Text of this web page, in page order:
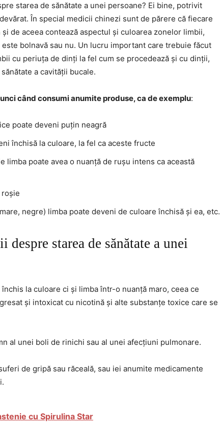
starea de sănătate a unei persoane? Ei bine, potrivit
În special medicii chinezi sunt de părere că fiecare
de aceea contează aspectul și culoarea zonelor limbii,
bolnavă sau nu. Un lucru important care trebuie făcut
cu periuța de dinți la fel cum se procedează și cu dinții,
a cavității bucale.
când consumi anumite produse, ca de exemplu:
poate deveni puțin neagră
închisă la culoare, la fel ca aceste fructe
limba poate avea o nuanță de rușu intens ca această
negre) limba poate deveni de culoare închisă și ea, etc.
despre starea de sănătate a unei
la culoare ci și limba într-o nuanță maro, ceea ce
și intoxicat cu nicotină și alte substanțe toxice care se
al unei boli de rinichi sau al unei afecțiuni pulmonare.
de gripă sau răceală, sau iei anumite medicamente
cu Spirulina Star